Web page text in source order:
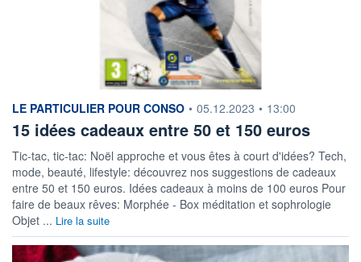
information fournie par
LE PARTICULIER POUR CONSO • 05.12.2023 • 13:00
15 idées cadeaux entre 50 et 150 euros
Tic-tac, tic-tac: Noël approche et vous êtes à court d'idées? Tech,
mode, beauté, lifestyle: découvrez nos suggestions de cadeaux
entre 50 et 150 euros. Idées cadeaux à moins de 100 euros Pour
faire de beaux rêves: Morphée - Box méditation et sophrologie
Objet ... Lire la suite